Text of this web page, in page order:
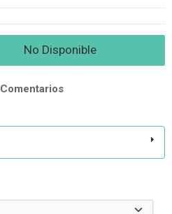
No Disponible
Comentarios